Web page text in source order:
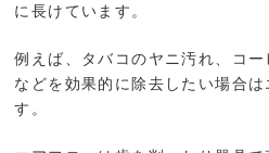
に長けています。
例えば、タバコのヤニ汚れ、コ
などを効果的に除去したい場合
す。